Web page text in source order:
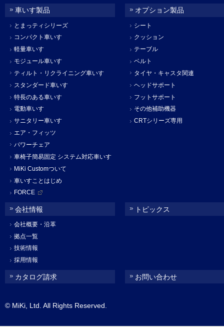
車いす製品
とまっティシリーズ
コンパクト車いす
軽量車いす
モジュール車いす
ティルト・リクライニング車いす
スタンダード車いす
特長のある車いす
電動車いす
サニタリー車いす
エア・フィッツ
パワーチェア
車椅子簡易固定 システム対応車いす
MiKi Customついて
車いすことはじめ
FORCE
オプション製品
シート
クッション
テーブル
ベルト
タイヤ・キャスタ関連
ヘッドサポート
フットサポート
その他補助機器
CRTシリーズ専用
会社情報
会社概要・沿革
拠点一覧
技術情報
採用情報
トピックス
カタログ請求 お問い合わせ
© MiKi, Ltd. All Rights Reserved.